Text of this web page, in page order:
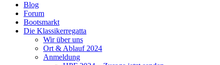
Blog
Forum
Bootsmarkt
Die Klassikerregatta
Wir über uns
Ort & Ablauf 2024
Anmeldung